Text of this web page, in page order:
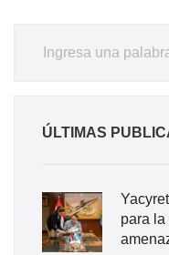
ÚLTIMAS
para la